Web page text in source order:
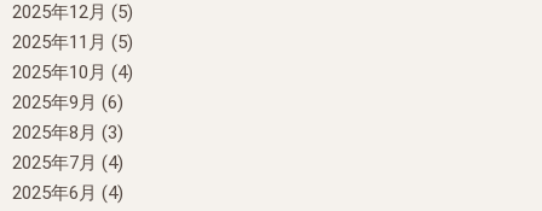
2025年12月 (5)
2025年11月 (5)
2025年10月 (4)
2025年9月 (6)
2025年8月 (3)
2025年7月 (4)
2025年6月 (4)